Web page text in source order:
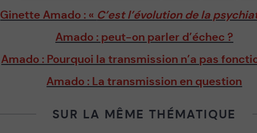
Ginette Amado : « C’est l’évolution de la
Amado : peut-on parler d’échec ?
Amado : Pourquoi la transmission n’a pas
Amado : La transmission en question
SUR LA MÊME THÉMATIQUE